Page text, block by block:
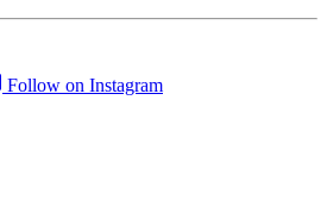
Follow on Instagram